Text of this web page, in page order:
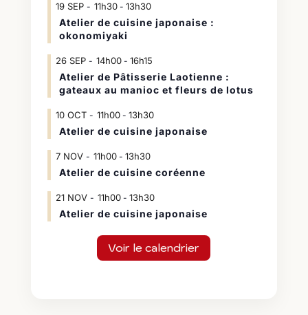
19 SEP 11h30- 13h30
Atelier de cuisine japonaise :
okonomiyaki
26 SEP 14h00- 16h15
Atelier de Pâtisserie Laotienne :
gateaux au manioc et fleurs de lotus
10 OCT 11h00- 13h30
Atelier de cuisine japonaise
7 NOV 11h00- 13h30
Atelier de cuisine coréenne
21 NOV 11h00- 13h30
Atelier de cuisine japonaise
Voir le calendrier